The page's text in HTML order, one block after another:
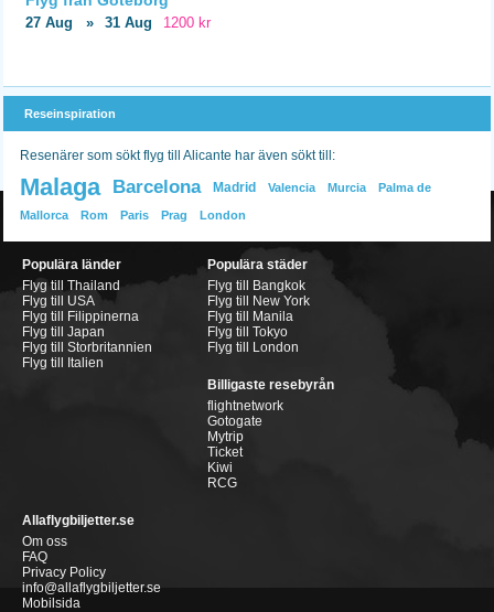
27 Aug » 31 Aug 1200 kr
Reseinspiration
Resenärer som sökt flyg till Alicante har även sökt till:
Malaga Barcelona Madrid Valencia Murcia Palma de
Mallorca Rom Paris Prag London
Populära länder
Flyg till Thailand
Flyg till USA
Flyg till Filippinerna
Flyg till Japan
Flyg till Storbritannien
Flyg till Italien
Populära städer
Flyg till Bangkok
Flyg till New York
Flyg till Manila
Flyg till Tokyo
Flyg till London
Billigaste resebyrån
flightnetwork
Gotogate
Mytrip
Ticket
Kiwi
RCG
Allaflygbiljetter.se
Om oss
FAQ
Privacy Policy
info@allaflygbiljetter.se
Mobilsida